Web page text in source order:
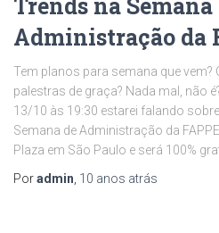
Administração da
Tem planos para semana que vem?
palestras de graça? Nada mal, não
13/10 às 19:30 estarei falando sobre
Semana de Administração da
Plaza em São Paulo e será 100%
Poradmin 10 anos atrás